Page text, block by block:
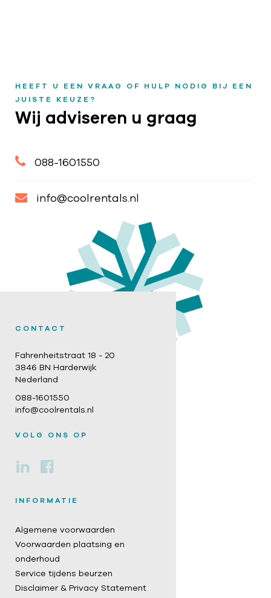
HEEFT U EEN VRAAG OF HULP NODIG BIJ EEN
JUISTE KEUZE?
Wij adviseren u graag
088-1601550
info@coolrentals.nl
CONTACT
Fahrenheitstraat 18 - 20
3846 BN Harderwijk
Nederland
088-1601550
info@coolrentals.nl
VOLG ONS OP
INFORMATIE
Algemene voorwaarden
Voorwaarden plaatsing en
onderhoud
Service tijdens beurzen
Disclaimer & Privacy Statement